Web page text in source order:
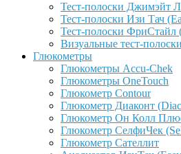
Тест-полоски Джимэйт
Тест-полоски Изи Тач
Тест-полоски ФриCтайл
Визуальные тест-полоски
Глюкометры
Глюкометры Accu-Сhek
Глюкометры OneTouch
Глюкометр Contour
Глюкометр Диаконт
Глюкометр Он Колл
Глюкометр СелфиЧек
Глюкометр Сателлит